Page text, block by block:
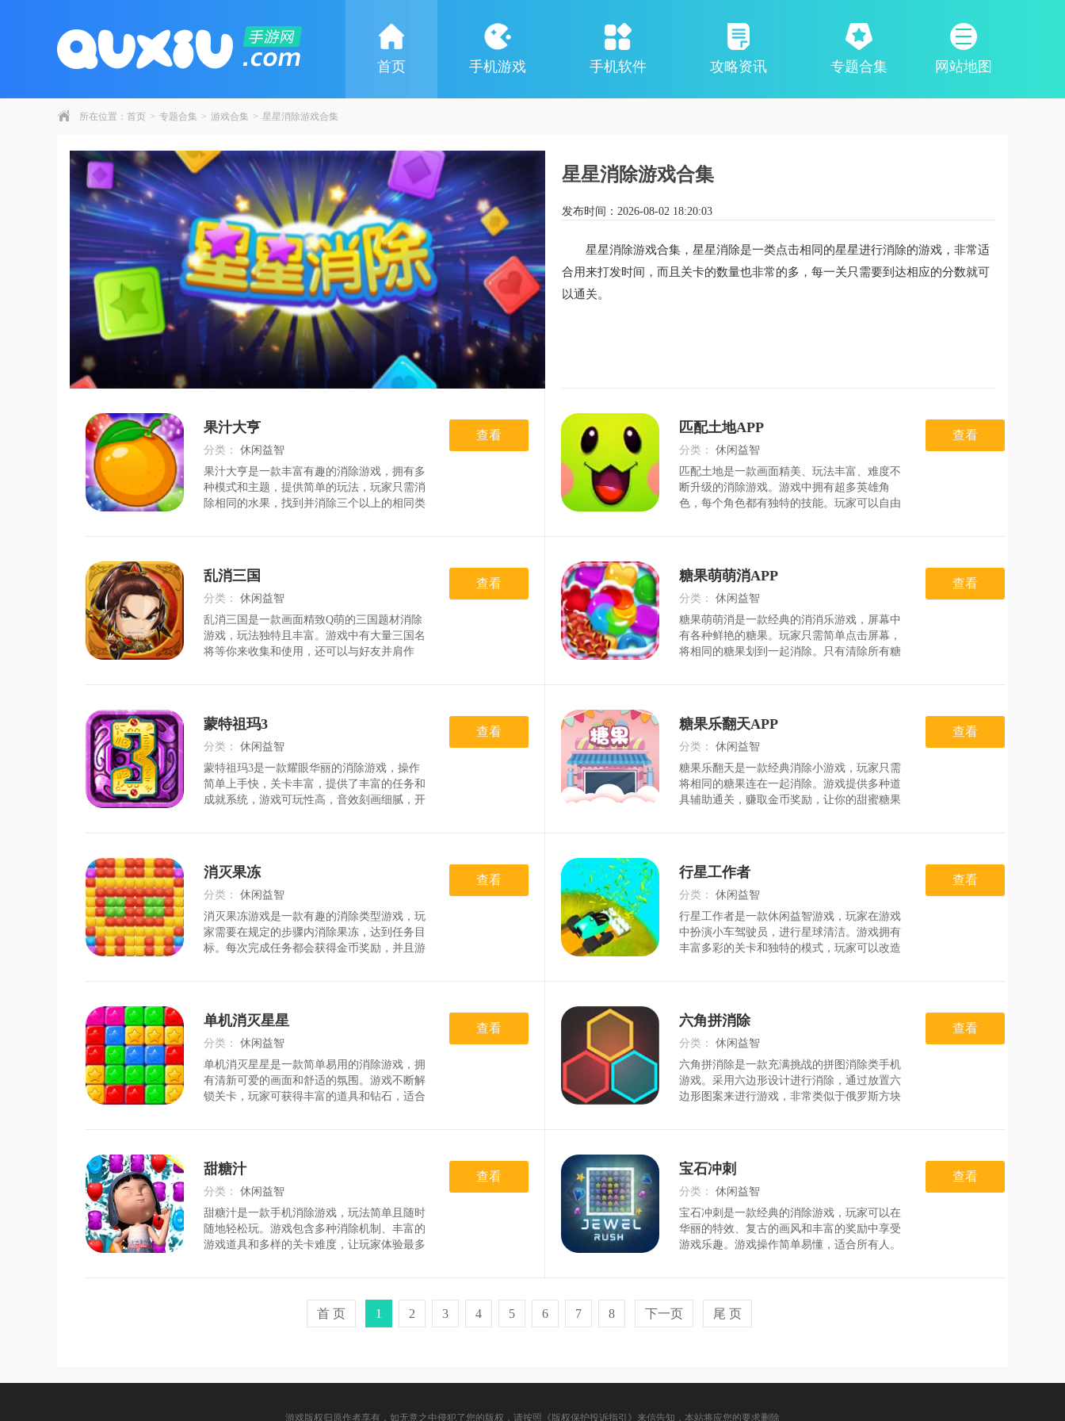
网站地图
首页 手机游戏 手机软件 攻略资讯 专题合集
所在位置： 首页 > 专题合集 > 游戏合集 > 星星消除游戏合集
星星消除游戏合集
发布时间： 2026-08-02 18:20:03
星星消除游戏合集，星星消除是一类点击相同的星星进行消除的游戏，非常适
合用来打发时间，而且关卡的数量也非常的多，每一关只需要到达相应的分数就可
以通关。
果汁大亨
分类： 休闲益智
时间：2026-08-01
果汁大亨是一款丰富有趣的消除游戏，拥有多
种模式和主题，提供简单的玩法，玩家只需消
除相同的水果，找到并消除三个以上的相同类
乐趣。2)多种模式和主题，在不同的场景中体
验消除的快乐。3)简单的玩法和操作方式，让
新手玩家也能轻松上手。4)优质的游戏体验，
感受到流畅的游戏操作和酣畅淋漓的
查看 匹配土地APP
分类： 休闲益智
时间：2026-07-30
匹配土地是一款画面精美、玩法丰富、难度不
断升级的消除游戏。游戏中拥有超多英雄角
色，每个角色都有独特的技能。玩家可以自由
操，让玩家在趣味消除和精彩战斗中体验刺激
和欢乐。游戏亮点*画面精美，场景逼真，带
有浓郁的冒险气息，让玩家仿佛身临其境。*
玩法丰富多样，定位清晰，包括消除、战斗、
收集
查看
乱消三国
分类： 休闲益智
时间：2026-08-01
乱消三国是一款画面精致Q萌的三国题材消除
游戏，玩法独特且丰富。游戏中有大量三国名
将等你来收集和使用，还可以与好友并肩作
最强武将阵容。游戏体验1、在乱消三国中，
你将面对一系列充满挑战的消除关卡，需要运
用策略和技巧，才能轻松过关。2、游戏中的
画面精致可爱，让人无法抗拒其可爱Q萌的感
觉
查看 糖果萌萌消APP
分类： 休闲益智
时间：2026-07-24
糖果萌萌消是一款经典的消消乐游戏，屏幕中
有各种鲜艳的糖果。玩家只需简单点击屏幕，
将相同的糖果划到一起消除。只有清除所有糖
以让玩家感觉到快乐解压。2.容易上手的游戏
玩法，只需要点点屏幕就可以把同颜色的糖果
消除。3.所有的糖果颜色都非常的鲜艳，看起
来非常的养眼夺目。游戏玩法1.消除
查看
蒙特祖玛3
分类： 休闲益智
时间：2026-07-29
蒙特祖玛3是一款耀眼华丽的消除游戏，操作
简单上手快，关卡丰富，提供了丰富的任务和
成就系统，游戏可玩性高，音效刻画细腻，开
励等着你发掘。游戏玩法1.华丽风格，让玩家
在消除的同时感受到视觉上的冲击和愉悦。2.
操作简单上手快，让初学者也能快速上手，享
受到游戏的乐趣。3.提供了丰富的关卡
查看 糖果乐翻天APP
分类： 休闲益智
时间：2026-07-30
糖果乐翻天是一款经典消除小游戏，玩家只需
将相同的糖果连在一起消除。游戏提供多种道
具辅助通关，赚取金币奖励，让你的甜蜜糖果
和收益双重的体验。游戏优势1.简单易懂的操
作方式，方便日常随时玩耍。2.多种颜色鲜
艳、造型可爱的糖果以及精美的游戏场景设
计。3.通过连击消除糖果，触发多种有趣的
查看
消灭果冻
分类： 休闲益智
时间：2026-07-30
消灭果冻游戏是一款有趣的消除类型游戏，玩
家需要在规定的步骤内消除果冻，达到任务目
标。每次完成任务都会获得金币奖励，并且游
果冻进行消除并且达到任务要求，就能开启新
的关卡。2交换的道具也可使用，能使红色换
成绿色也能让黄色换成蓝色。3每一个关卡设
计的内容都不同，能增加玩耍的趣味性。4动
感
查看 行星工作者
分类： 休闲益智
时间：2026-08-01
行星工作者是一款休闲益智游戏，玩家在游戏
中扮演小车驾驶员，进行星球清洁。游戏拥有
丰富多彩的关卡和独特的模式，玩家可以改造
同时，玩家需要掌握技巧来解决各种难题，用
特殊的工具保护环境和建造自己的星球。游戏
特色1.游戏主题以星球清洁为核心，为玩家提
供一个独特的游戏世界，带来全新的娱乐体
查看
单机消灭星星
分类： 休闲益智
时间：2026-08-02
单机消灭星星是一款简单易用的消除游戏，拥
有清新可爱的画面和舒适的氛围。游戏不断解
锁关卡，玩家可获得丰富的道具和钻石，适合
用手机内存少，细节设定的完美，能带来极其
沉浸的消除体验。游戏玩法1)清新可爱的画
面，让玩家身临其境，充满愉悦感。2)拼凑星
星的消除方式，简单易懂，让新手也能快速
查看 六角拼消除
分类： 休闲益智
时间：2026-08-03
六角拼消除是一款充满挑战的拼图消除类手机
游戏。采用六边形设计进行消除，通过放置六
边形图案来进行游戏，非常类似于俄罗斯方块
趣。游戏优势*六角拼消除采用六边形图案进
行消除，与传统的方块游戏不同，更具美感和
创意。*通过放置六边形图案进行游戏，玩法
非常类似俄罗斯方块，但更加有趣和挑战性。
*
查看
甜糖汁
分类： 休闲益智
时间：2026-07-25
甜糖汁是一款手机消除游戏，玩法简单且随时
随地轻松玩。游戏包含多种消除机制、丰富的
游戏道具和多样的关卡难度，让玩家体验最多
法更显其特色。无论是休闲时光还是打发时
间，甜糖汁都是不错的选择。游戏体验1、多
查看 宝石冲刺
分类： 休闲益智
时间：2026-08-05
宝石冲刺是一款经典的消除游戏，玩家可以在
华丽的特效、复古的画风和丰富的奖励中享受
游戏乐趣。游戏操作简单易懂，适合所有人。
道具物品和各种元素的结合，让玩家感受更多
惊喜和快乐。总之，宝石冲刺是一款值得尝试
查看
首 页 1 2 3 4 5 6 7 8 下一页 尾 页
游戏版权归原作者享有，如无意之中侵犯了您的版权，请按照《版权保护投诉指引》来信告知，本站将应您的要求删除